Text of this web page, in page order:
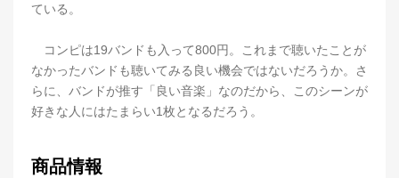
ている。
コンピは19バンドも入って800円。これまで聴いたことが
なかったバンドも聴いてみる良い機会ではないだろうか。さ
らに、バンドが推す「良い音楽」なのだから、このシーンが
好きな人にはたまらい1枚となるだろう。
商品情報